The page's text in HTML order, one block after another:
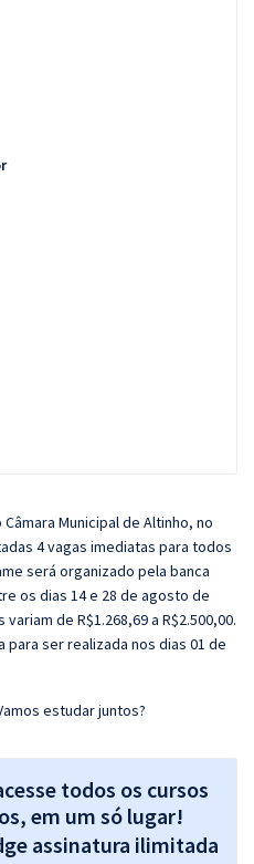
Municipal de Altinho, no
4 vagas imediatas para todos
será organizado pela banca
os dias 14 e 28 de agosto de
de R$1.268,69 a R$2.500,00.
ser realizada nos dias 01 de
estudar juntos?
todos os cursos
em um só lugar!